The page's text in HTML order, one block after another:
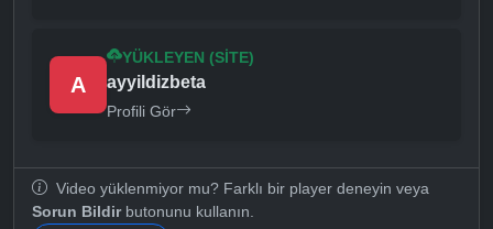
A
YÜKLEYEN (SITE)
ayyildizbeta
Profili Gör
Video yüklenmiyor mu? Farklı bir player deneyin veya
Sorun Bildirbutonunu kullanın.